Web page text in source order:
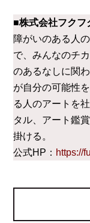
■株式会社フクフ
障がいのある人
で、みんなのチ
のあるなしに関
が自分の可能性
る人のアートを
タル、アート鑑
掛ける。
公式HP： https://